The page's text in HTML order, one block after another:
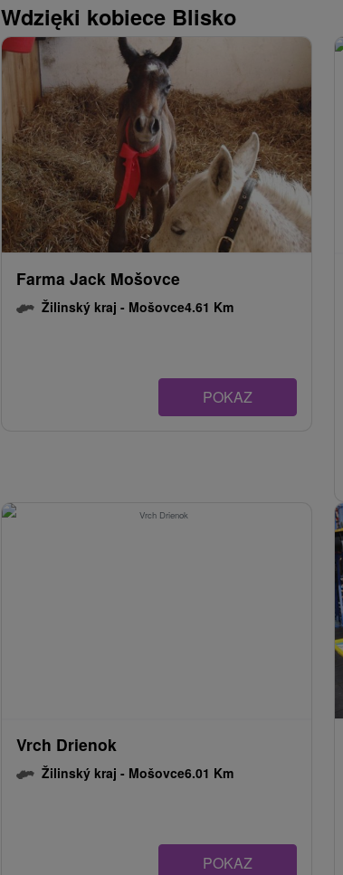
Wdzięki kobiece Blisko
Farma Jack Mošovce
Žilinský kraj - Mošovce4.61 Km
POKAZ
Vrch Drienok
Žilinský kraj - Mošovce6.01 Km
POKAZ